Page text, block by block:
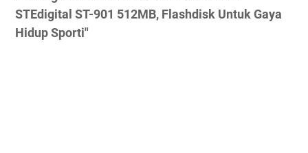
STEdigital ST-901 512MB, Flashdisk Untuk Gaya
Hidup Sporti"